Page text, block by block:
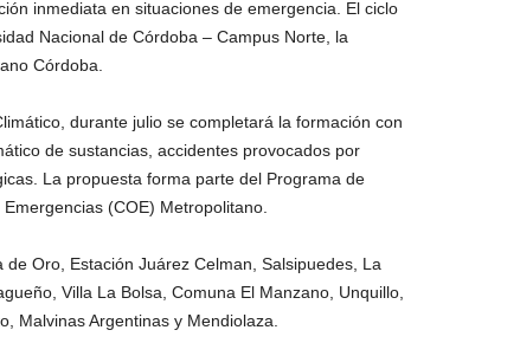
inmediata en situaciones de emergencia. El ciclo
Nacional de Córdoba – Campus Norte, la
Córdoba.
durante julio se completará la formación con
de sustancias, accidentes provocados por
La propuesta forma parte del Programa de
(COE) Metropolitano.
Oro, Estación Juárez Celman, Salsipuedes, La
Villa La Bolsa, Comuna El Manzano, Unquillo,
Malvinas Argentinas y Mendiolaza.